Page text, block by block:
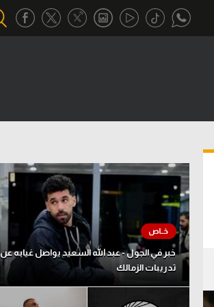
تحقيق في الجول
تقرير في الجول
تحليل في الجول
حكايات في الجول
كويز في الجول
فيديو في الجول
خبر في الجول - عبد الله السعيد يواصل غيابه عن
تدريبات الزمالك